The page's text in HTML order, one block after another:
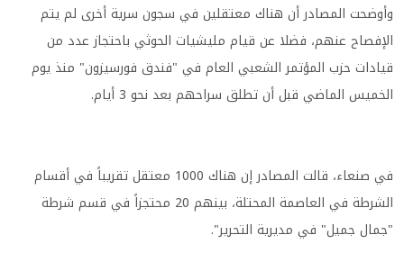
وأوضحت المصادر أن هناك معتقلين في سجون سرية أخرى لم يتم
الإفصاح عنهم، فضلا عن قيام مليشيات الحوثي باحتجاز عدد من
قيادات حزب المؤتمر الشعبي العام في "فندق فورسيزون" منذ يوم
الخميس الماضي قبل أن تطلق سراحهم بعد نحو 3 أيام.
في صنعاء، قالت المصادر إن هناك 1000 معتقل تقريباً في أقسام
الشرطة في العاصمة المحتلة، بينهم 20 محتجزاً في قسم شرطة
"جمال جميل" في مديرية التحرير".